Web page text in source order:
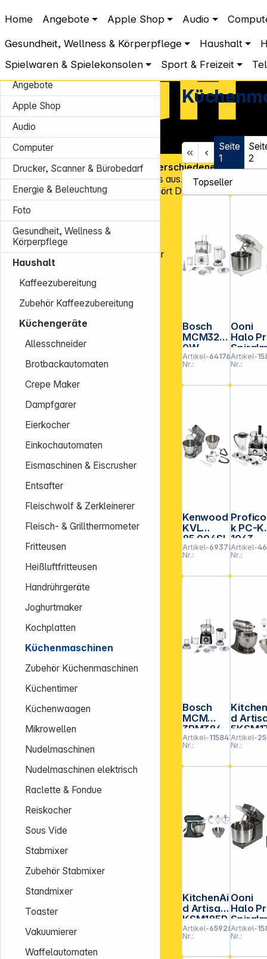
Home Angebote Apple Shop Audio
Gesundheit, Wellness & Körperpflege Haushalt
Spielwaren & Spielekonsolen
Sport & Freizeit
Haushalt Küchengeräte Küchenmaschinen
Küchenmaschinen
Angebote
Apple Shop
Audio
Computer
Drucker, Scanner & Bürobedarf
Energie & Beleuchtung
Foto
Gesundheit, Wellness &
Körperpflege
Haushalt
Kaffeezubereitung
Zubehör Kaffeezubereitung
Küchengeräte
Allesschneider
Brotbackautomaten
Crepe Maker
Dampfgarer
Eierkocher
Einkochautomaten
Eismaschinen & Eiscrusher
Entsafter
Fleischwolf & Zerkleinerer
Fleisch- & Grillthermometer
Fritteusen
Heißluftfritteusen
Handrührgeräte
Joghurtmaker
Kochplatten
Küchenmaschinen
Zubehör Küchenmaschinen
Küchentimer
Küchenwaagen
Mikrowellen
Nudelmaschinen
Nudelmaschinen elektrisch
Raclette & Fondue
Reiskocher
Sous Vide
Stabmixer
Zubehör Stabmixer
Standmixer
Toaster
Vakuumierer
Waffelautomaten
Seite
1
2
Bosch
MCM320
0W
MultiTale
nt 3 Food
Processo
r
Artikel-
Nr.:
641769
Ooni
Halo
er
Artikel-
Nr.:
Kenwood
KVL
85.004SI
Artikel-
Nr.:
693786
k PC-
1063
Artikel-
Nr.:
Bosch
MCM
3PM386
Foodpro
cessor
MultiTale
nt 3 schw
Artikel-
Nr.:
115847
d
PSEMS
Medallio
Artikel-
Nr.:
KitchenAi
d Artisan
KSM185P
SEPP
Pebbled
palm
Artikel-
Nr.:
659283
Ooni
Halo
er
Artikel-
Nr.:
Über45.000 Artikelund über600 verschiedene Marken,
Know-how und Erfahrung zeichnen uns aus. Mit mehr als
Kundenadressenin Deutschland gehört DGH zu den Top-
für CE-Technologieprodukte!
Tel.: 0931 9708 - 444
E-Mail:info@dgh.de
Montag – Donnerstag: 8:00 – 17:00 Uhr
Freitag: 8:00 – 14:00 Uhr